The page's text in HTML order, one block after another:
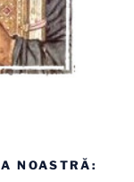
NOASTRĂ: